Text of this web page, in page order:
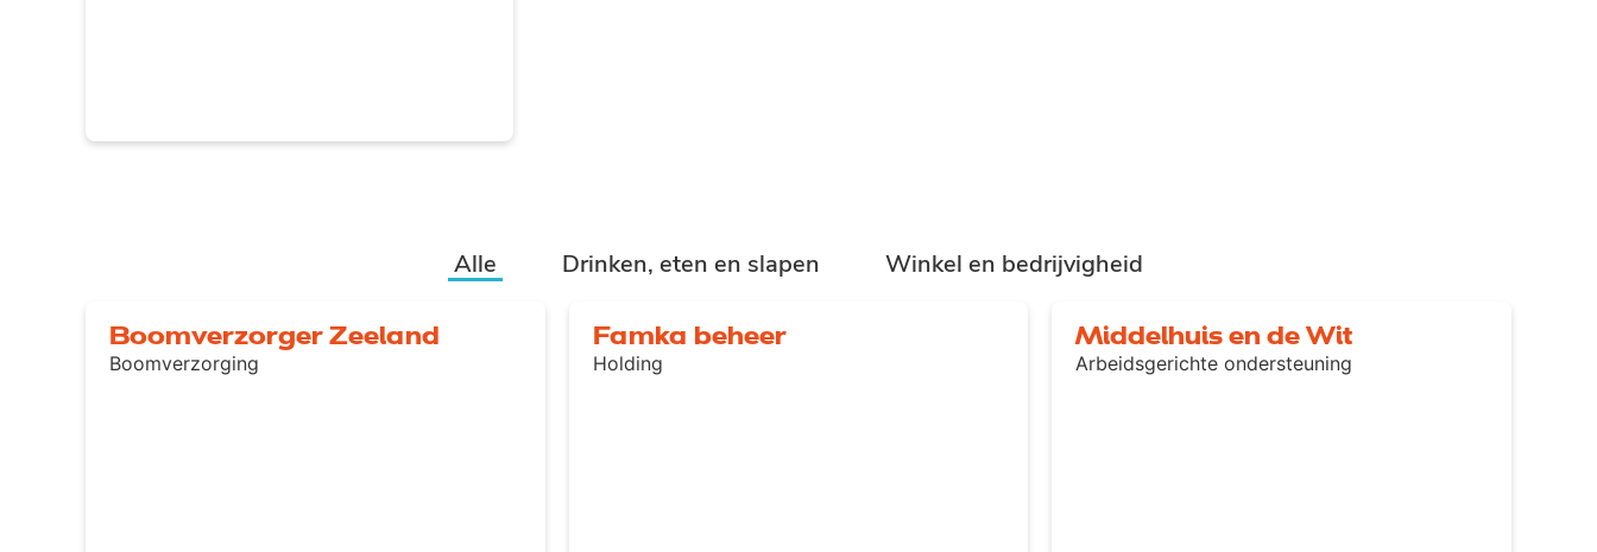
Alle Drinken, eten en slapen Winkel en bedrijvigheid
Boomverzorger Zeeland
Boomverzorging
Famka beheer
Holding
Middelhuis en de Wit
Arbeidsgerichte ondersteuning